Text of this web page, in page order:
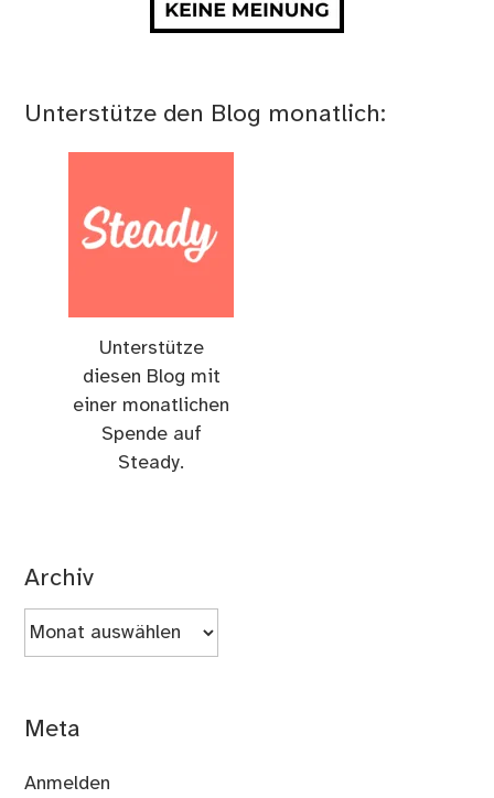
Unterstütze den Blog monatlich:
Unterstütze
diesen Blog mit
einer monatlichen
Spende auf
Steady.
Archiv
Archiv
Meta
Anmelden